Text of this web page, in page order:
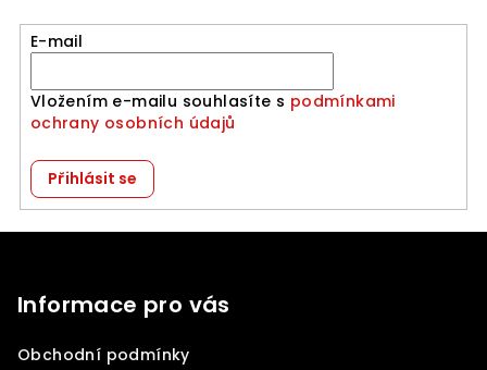
E-mail
Vložením e-mailu souhlasíte s podmínkami
ochrany osobních údajů
Přihlásit se
Informace pro vás
Obchodní podmínky